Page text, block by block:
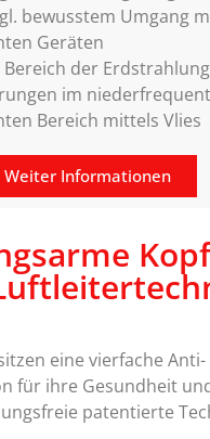
bewusstem Umgang
Geräten
der
im
Bereich mittels Vlies
Weiter Informationen
eine vierfache Anti-
für ihre Gesundheit
patentierte